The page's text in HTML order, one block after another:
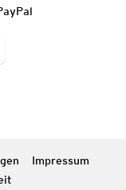
Impressum